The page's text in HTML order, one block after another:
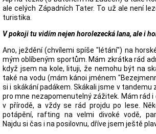
ale celých Západních Tater. To už ale není
turistika.
V pokoji tu vidím nejen horolezecká lana, ale i
Ano, ježdění (chvílemi spíše "létání") na
mým oblíbeným sportům. Mám zkrátka rád
když jsem na kole, lituji, že nemohu být na
také na vodu (mám kánoi jménem
si i skákání padákem. Skákali jsme v tandemu
pro mne nezapomenutelný zážitek. Mám rád i
v přírodě, a vždy se rád projdu po lese.
potápění, rafting na velmi divoké vodě,
Najdu si čas i na posilovnu, dříve jsem ještě